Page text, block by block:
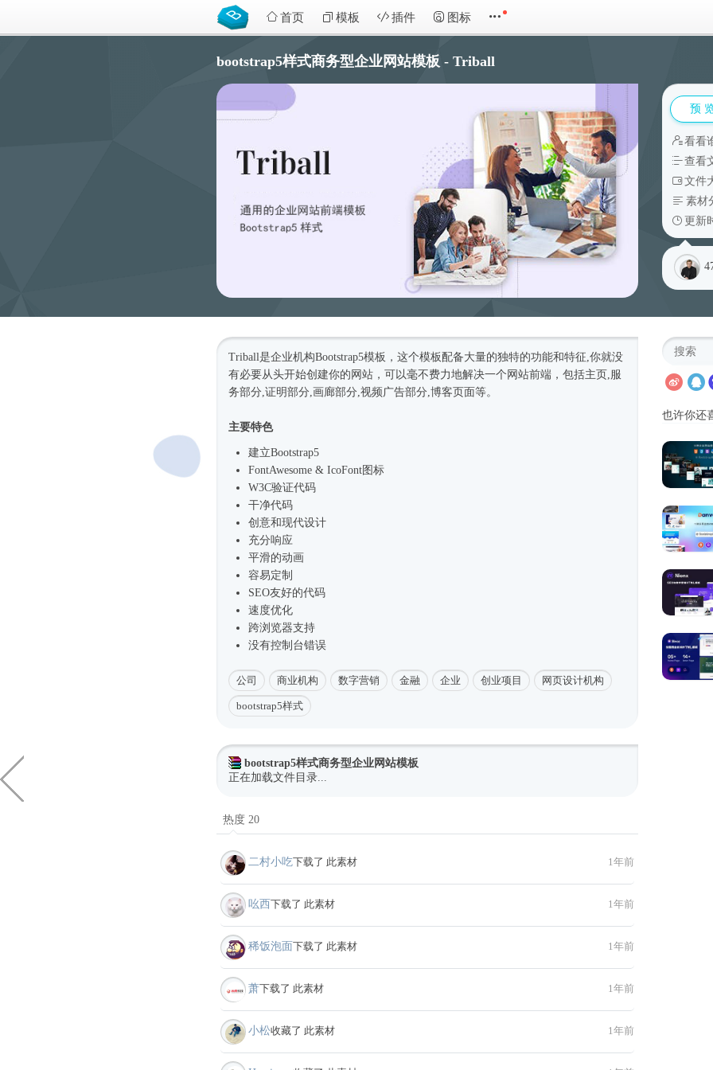
首页 模板 插件 图标
bootstrap5样式商务型企业网站模板 - Triball
预
看看
查看
文件
素材
更新
Triball是企业机构Bootstrap5模板，这个模板配备大量的独特的功能和特征,你就没
有必要从头开始创建你的网站，可以毫不费力地解决一个网站前端，包括主页,服
务部分,证明部分,画廊部分,视频广告部分,博客页面等。
主要特色
建立Bootstrap5
FontAwesome & IcoFont图标
W3C验证代码
干净代码
创意和现代设计
充分响应
平滑的动画
容易定制
SEO友好的代码
速度优化
跨浏览器支持
没有控制台错误
公司 商业机构 数字营销 金融 企业 创业项目 网页设计机构
bootstrap5样式
bootstrap5样式商务型企业网站模板
正在加载文件目录...
热度 20
二村小吃下载了 此素材 1年前
吆西下载了 此素材 1年前
稀饭泡面下载了 此素材 1年前
萧下载了 此素材 1年前
小松收藏了 此素材 1年前
也许你还